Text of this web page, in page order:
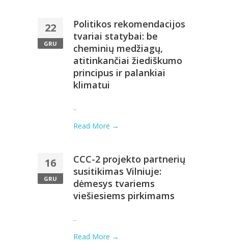
22
GRU
Politikos rekomendacijos
tvariai statybai: be
cheminių medžiagų,
atitinkančiai žiediškumo
principus ir palankiai
klimatui
..
Read More →
16
GRU
CCC-2 projekto partnerių
susitikimas Vilniuje:
dėmesys tvariems
viešiesiems pirkimams
..
Read More →